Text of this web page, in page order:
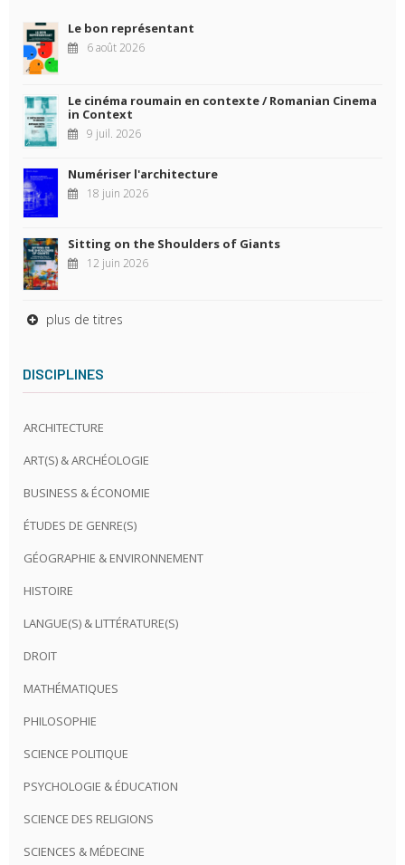
Le bon représentant
6 août 2026
Le cinéma roumain en contexte / Romanian Cinema
in Context
9 juil. 2026
Numériser l'architecture
18 juin 2026
Sitting on the Shoulders of Giants
12 juin 2026
plus de titres
DISCIPLINES
ARCHITECTURE
ART(S) & ARCHÉOLOGIE
BUSINESS & ÉCONOMIE
ÉTUDES DE GENRE(S)
GÉOGRAPHIE & ENVIRONNEMENT
HISTOIRE
LANGUE(S) & LITTÉRATURE(S)
DROIT
MATHÉMATIQUES
PHILOSOPHIE
SCIENCE POLITIQUE
PSYCHOLOGIE & ÉDUCATION
SCIENCE DES RELIGIONS
SCIENCES & MÉDECINE